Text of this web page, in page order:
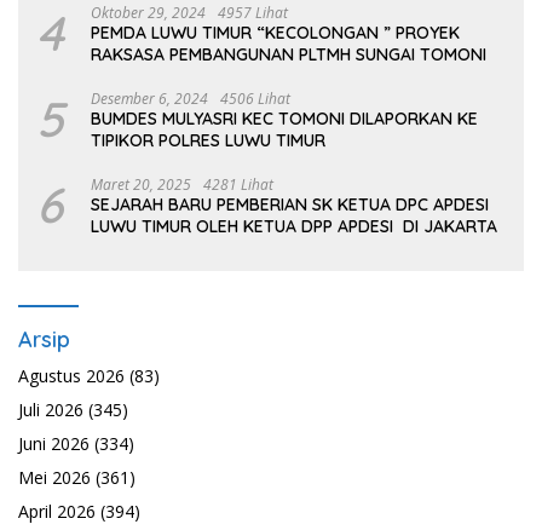
4 Oktober 29, 2024 4957 Lihat
PEMDA LUWU TIMUR “KECOLONGAN ” PROYEK
RAKSASA PEMBANGUNAN PLTMH SUNGAI TOMONI
5 Desember 6, 2024 4506 Lihat
BUMDES MULYASRI KEC TOMONI DILAPORKAN KE
TIPIKOR POLRES LUWU TIMUR
6 Maret 20, 2025 4281 Lihat
SEJARAH BARU PEMBERIAN SK KETUA DPC APDESI
LUWU TIMUR OLEH KETUA DPP APDESI DI JAKARTA
Arsip
Agustus 2026 (83)
Juli 2026 (345)
Juni 2026 (334)
Mei 2026 (361)
April 2026 (394)